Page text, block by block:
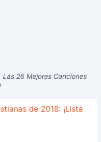
Las 26 Mejores Canciones
de 2018: ¡Lista